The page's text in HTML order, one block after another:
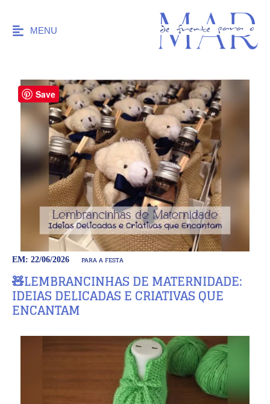
MENU
EM: 22/06/2026 PARA A FESTA
🧸LEMBRANCINHAS DE MATERNIDADE:
IDEIAS DELICADAS E CRIATIVAS QUE
ENCANTAM
Save